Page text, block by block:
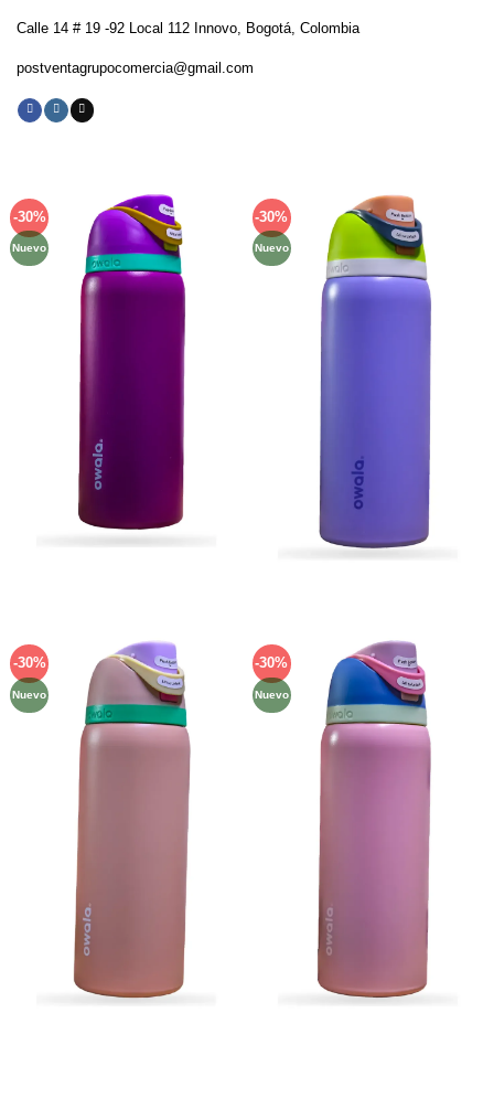
Calle 14 # 19 -92 Local 112 Innovo, Bogotá, Colombia
postventagrupocomercia@gmail.com
-30%
Nuevo
deseos
-30%
Nuevo
lista de
deseos
-30%
Nuevo
lista de
deseos
-30%
Nuevo
lista de
deseos